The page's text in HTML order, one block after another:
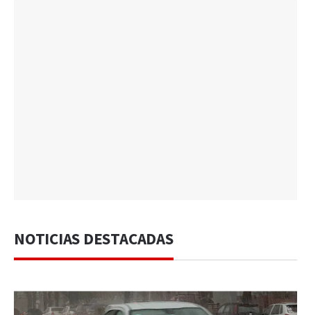
NOTICIAS DESTACADAS